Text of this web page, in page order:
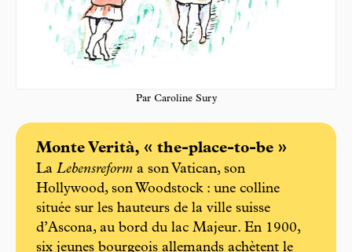
Par Caroline Sury
Monte Verità, « the-place-to-be »
La Lebensreform a son Vatican, son
Hollywood, son Woodstock : une colline
située sur les hauteurs de la ville suisse
d’Ascona, au bord du lac Majeur. En 1900,
six jeunes bourgeois allemands achètent le